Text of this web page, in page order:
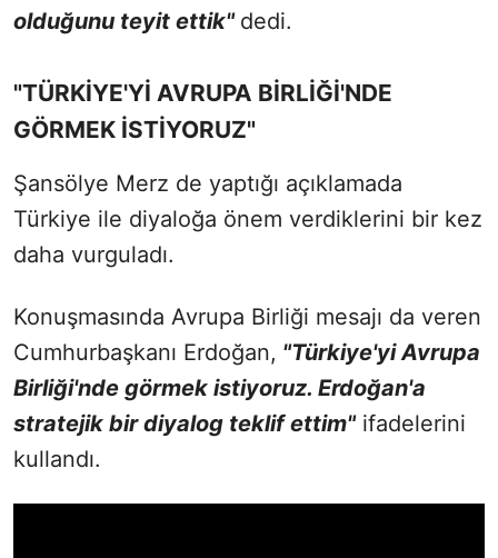
olduğunu teyit ettik" dedi.
"TÜRKİYE'Yİ AVRUPA BİRLİĞİ'NDE
GÖRMEK İSTİYORUZ"
Şansölye Merz de yaptığı açıklamada
Türkiye ile diyaloğa önem verdiklerini bir kez
daha vurguladı.
Konuşmasında Avrupa Birliği mesajı da veren
Cumhurbaşkanı Erdoğan, "Türkiye'yi Avrupa
Birliği'nde görmek istiyoruz. Erdoğan'a
stratejik bir diyalog teklif ettim"ifadelerini
kullandı.